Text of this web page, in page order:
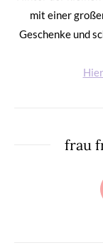
mit einer
Geschenke und
frau